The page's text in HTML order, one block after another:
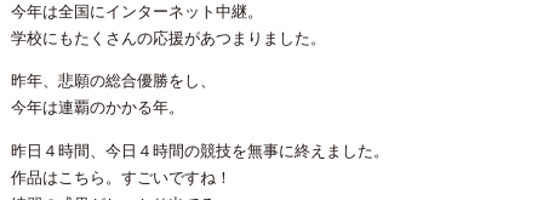
今年は全国にインターネット中継。
学校にもたくさんの応援があつまりました。
昨年、悲願の総合優勝をし、
今年は連覇のかかる年。
昨日４時間、今日４時間の競技を無事に終えました。
作品はこちら。すごいですね！